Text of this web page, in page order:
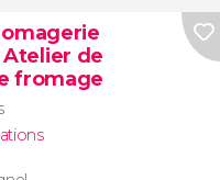
Atelier de
fromage